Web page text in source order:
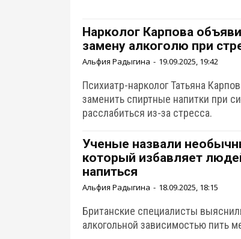
Нарколог Карпова
замену алкоголю при
Альфия Радыгина - 19.09.2025, 19:42
Психиатр-нарколог Татьяна
заменить спиртные напитки при
расслабиться из-за стресса.
Ученые назвали
который избавляет
напиться
Альфия Радыгина - 18.09.2025, 18:15
Британские специалисты
алкогольной зависимостью пить